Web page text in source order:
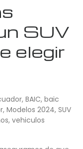
SUV
elegir
,BAIC,baic
,Modelos 2024,SUV
,vehiculos